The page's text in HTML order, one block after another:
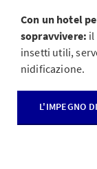
Con un hotel
sopravvivere: il
insetti utili,
nidificazione.
L'IMPEGNO